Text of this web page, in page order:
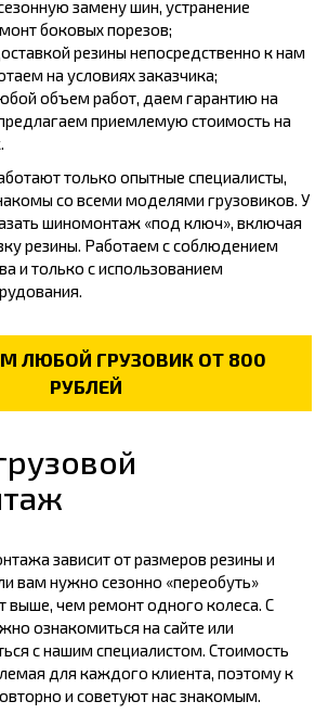
замену шин, устранение
боковых порезов;
резины непосредственно к нам
на условиях заказчика;
объем работ, даем гарантию на
приемлемую стоимость на
только опытные специалисты,
со всеми моделями грузовиков. У
шиномонтаж «под ключ», включая
резины. Работаем с соблюдением
и только с использованием
ЛЮБОЙ ГРУЗОВИК ОТ 800
РУБЛЕЙ
зависит от размеров резины и
вам нужно сезонно «переобуть»
выше, чем ремонт одного колеса. С
ознакомиться на сайте или
с нашим специалистом. Стоимость
для каждого клиента, поэтому к
и советуют нас знакомым.